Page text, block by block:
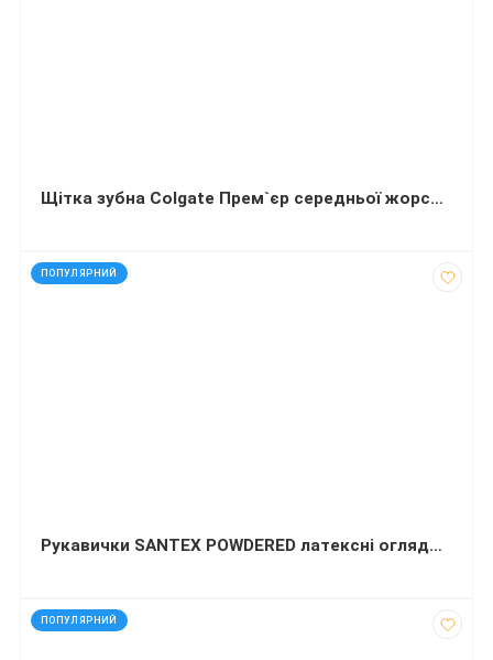
Щітка зубна Colgate Прем`єр середньої жорсткості
ПОПУЛЯРНИЙ
код: 927270
Рукавички SANTEX POWDERED латексні оглядові нестерильні припудрені L 50 пар
ПОПУЛЯРНИЙ
код: 50201